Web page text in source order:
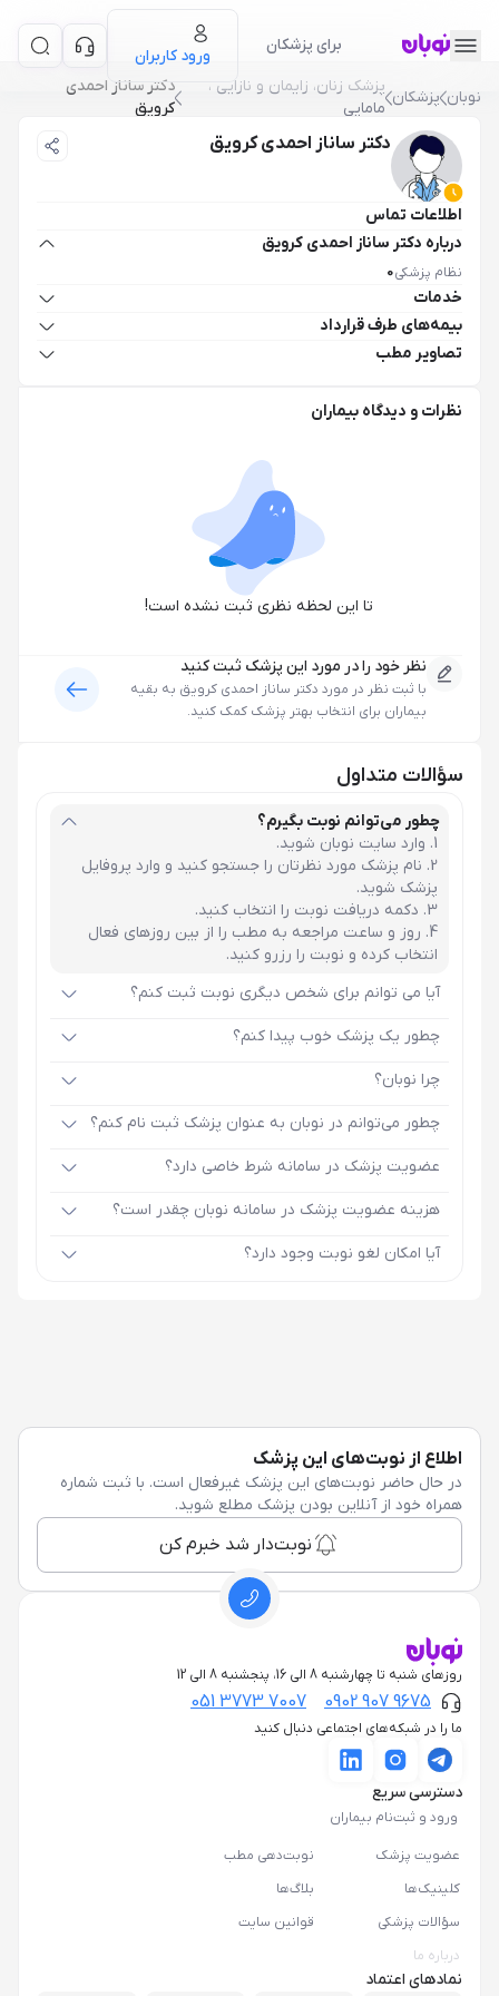
برای پزشکان
ورود کاربران
نوبان پزشکان
پزشک زنان، زایمان و نازایی ،
مامایی
دکتر ساناز احمدی
کرویق
دکتر ساناز احمدی کرویق
اطلاعات تماس
درباره دکتر ساناز احمدی کرویق
نظام پزشکی0
خدمات
بیمه‌های طرف قرارداد
تصاویر مطب
نظرات و دیدگاه بیماران
تا این لحظه نظری ثبت نشده است!
نظر خود را در مورد این پزشک ثبت کنید
با ثبت نظر در مورد دکتر ساناز احمدی کرویق به بقیه
بیماران برای انتخاب بهتر پزشک کمک کنید.
سؤالات متداول
چطور می‌توانم نوبت بگیرم؟
وارد سایت نوبان شوید.
نام پزشک مورد نظرتان را جستجو کنید و وارد پروفایل
پزشک شوید.
دکمه دریافت نوبت را انتخاب کنید.
روز و ساعت مراجعه به مطب را از بین روزهای فعال
انتخاب کرده و نوبت را رزرو کنید.
آیا می توانم برای شخص دیگری نوبت ثبت کنم؟
چطور یک پزشک خوب پیدا کنم؟
چرا نوبان؟
چطور می‌توانم در نوبان به عنوان پزشک ثبت نام کنم؟
عضویت پزشک در سامانه شرط خاصی دارد؟
هزینه عضویت پزشک در سامانه نوبان چقدر است؟
آیا امکان لغو نوبت وجود دارد؟
اطلاع از نوبت‌های این پزشک
در حال حاضر نوبت‌های این پزشک غیرفعال است. با ثبت شماره
همراه خود از آنلاین بودن پزشک مطلع شوید.
نوبت‌دار شد خبرم کن
روزهای شنبه تا چهارشنبه 8 الی 16، پنجشنبه 8 الی 12
0902 907 9675
051 3773 7007
ما را در شبکه‌های اجتماعی دنبال کنید
دسترسی سریع
ورود و ثبت‌نام بیماران
عضویت پزشک
نوبت‌دهی مطب
کلینیک‌ها
بلاگ‌ها
سؤالات پزشکی
قوانین سایت
درباره ما
نمادهای اعتماد